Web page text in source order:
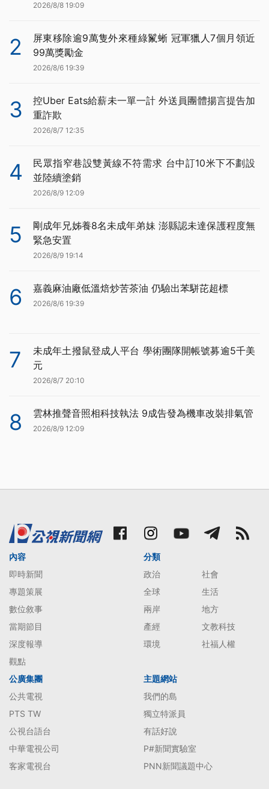
2026/8/8 19:09
2
屏東移除逾9萬隻外來種綠鬣蜥 冠軍獵人7個月領近
99萬獎勵金
2026/8/6 19:39
3
控Uber Eats給薪未一單一計 外送員團體揚言提告加
重詐欺
2026/8/7 12:35
4
民眾指窄巷設雙黃線不符需求 台中訂10米下不劃設
並陸續塗銷
2026/8/9 12:09
5
剛成年兄姊養8名未成年弟妹 澎縣認未達保護程度無
緊急安置
2026/8/9 19:14
6 嘉義麻油廠低溫焙炒苦茶油 仍驗出苯駢芘超標
2026/8/6 19:39
7
未成年土撥鼠登成人平台 學術團隊開帳號募逾5千美
元
2026/8/7 20:10
8 雲林推聲音照相科技執法 9成告發為機車改裝排氣管
2026/8/9 12:09
內容
即時新聞
專題策展
數位敘事
當期節目
深度報導
觀點
分類
政治
社會
全球
生活
兩岸
地方
產經
文教科技
環境
社福人權
公廣集團
公共電視
PTS TW
公視台語台
中華電視公司
客家電視台
主題網站
我們的島
獨立特派員
有話好說
P#新聞實驗室
PNN新聞議題中心